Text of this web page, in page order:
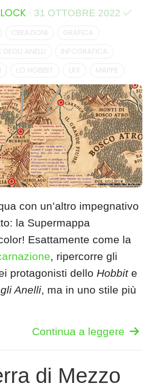
LOCK 31 OTTOBRE 2022
CREAZIONI
GRAFICA
DEGLI ANELLI
INFOGRAFICA
LO HOBBIT LRX MAPPE
con un’altro impegnativo
la Supermappa
Esattamente come la
, ripercorre gli
protagonisti dello Hobbite
Anelli , ma in uno stile più
Continua a leggere
di Mezzo